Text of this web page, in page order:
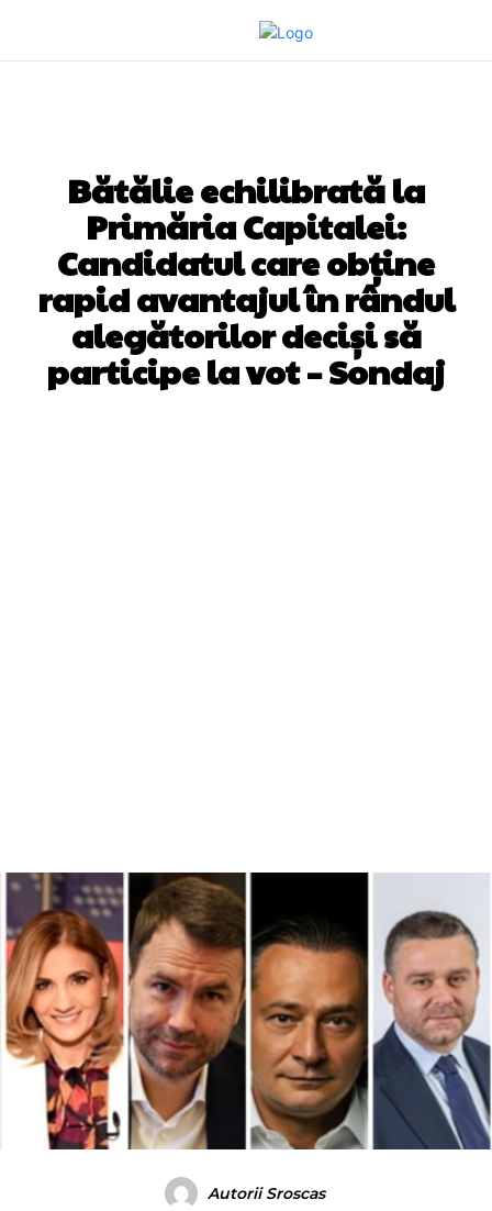
Bătălie echilibrată la
Primăria Capitalei:
Candidatul care obține
rapid avantajul în rândul
alegătorilor deciși să
participe la vot – Sondaj
Autorii Sroscas